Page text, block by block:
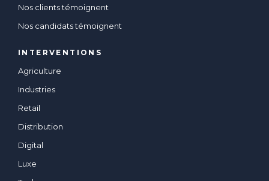
Nos clients témoignent
Nos candidats témoignent
INTERVENTIONS
Agriculture
Industries
Retail
Distribution
Digital
Luxe